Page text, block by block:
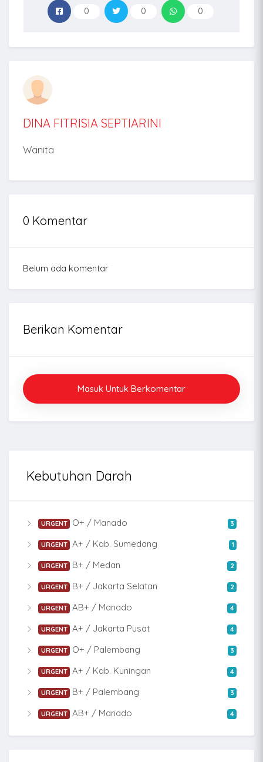
0 0 0
DINA FITRISIA SEPTIARINI
Wanita
0 Komentar
Belum ada komentar
Berikan Komentar
Masuk Untuk Berkomentar
Kebutuhan Darah
URGENT O+ / Manado 3
URGENT A+ / Kab. Sumedang 1
URGENT B+ / Medan 2
URGENT B+ / Jakarta Selatan 2
URGENT AB+ / Manado 4
URGENT A+ / Jakarta Pusat 4
URGENT O+ / Palembang 3
URGENT A+ / Kab. Kuningan 4
URGENT B+ / Palembang 3
URGENT AB+ / Manado 4